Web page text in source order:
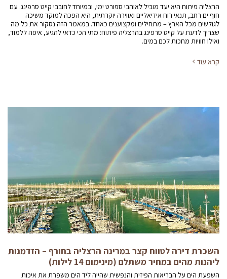
הרצליה פיתוח היא יעד מוביל לאוהבי ספורט ימי, ובמיוחד לחובבי קייט סרפינג. עם
חוף ים רחב, תנאי רוח אידיאליים ואווירה יוקרתית, היא הפכה למוקד משיכה
לגולשים מכל הארץ – מתחילים ומקצוענים כאחד. במאמר הזה נסקור את כל מה
שצריך לדעת על קייט סרפינג בהרצליה פיתוח: מתי הכי כדאי להגיע, איפה ללמוד,
ואילו חוויות מחכות לכם במים.
קרא עוד
השכרת דירה לטווח קצר במרינה הרצליה בחורף – הזדמנות
ליהנות מהים במחיר משתלם (מינימום 14 לילות)
השפעת הים על הבריאות הפיזית והנפשית שהייה ליד הים משפרת את איכות